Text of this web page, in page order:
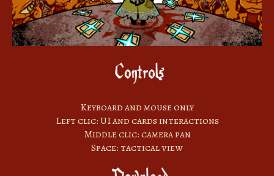
Keyboard and mouse only
Left clic: UI and cards interactions
Middle clic: camera pan
Space: tactical view